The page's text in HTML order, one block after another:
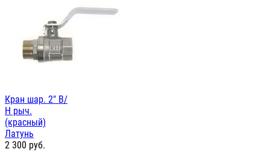
Кран шар. 2" В/
Н рыч.
(красный)
Латунь
2 300 руб.